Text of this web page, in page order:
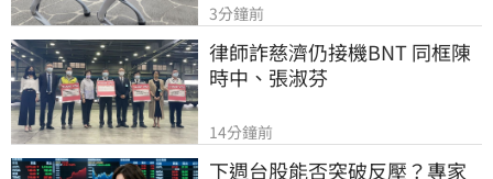
3分鐘前
律師詐慈濟仍接機BNT 同框陳
時中、張淑芬
14分鐘前
下週台股能否突破反壓？專家